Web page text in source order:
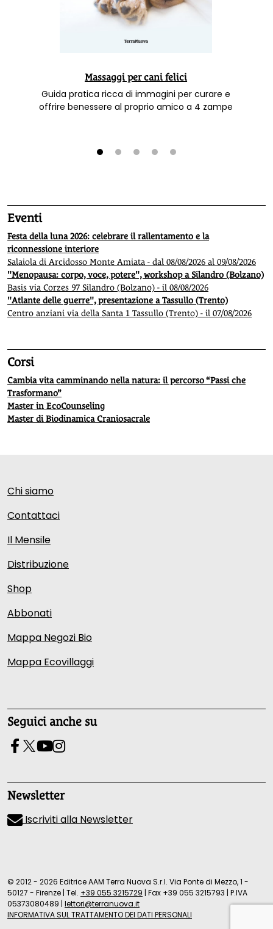
Massaggi per cani felici
Guida pratica ricca di immagini per curare e
offrire benessere al proprio amico a 4 zampe
Eventi
Festa della luna 2026: celebrare il rallentamento e la
riconnessione interiore
Salaiola di Arcidosso Monte Amiata - dal 08/08/2026 al 09/08/2026
"Menopausa: corpo, voce, potere", workshop a Silandro (Bolzano)
Basis via Corzes 97 Silandro (Bolzano) - il 08/08/2026
"Atlante delle guerre", presentazione a Tassullo (Trento)
Centro anziani via della Santa 1 Tassullo (Trento) - il 07/08/2026
Corsi
Cambia vita camminando nella natura: il percorso “Passi che
Trasformano”
Master in EcoCounseling
Master di Biodinamica Craniosacrale
Chi siamo
Contattaci
Il Mensile
Distribuzione
Shop
Abbonati
Mappa Negozi Bio
Mappa Ecovillaggi
Seguici anche su
Newsletter
Iscriviti alla Newsletter
© 2012 - 2026 Editrice AAM Terra Nuova S.r.l. Via Ponte di Mezzo, 1 -
50127 - Firenze | Tel. +39 055 3215729 | Fax +39 055 3215793 | P.IVA
05373080489 | lettori@terranuova.it
INFORMATIVA SUL TRATTAMENTO DEI DATI PERSONALI